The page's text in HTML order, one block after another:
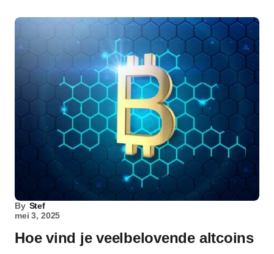
By Stef
mei 3, 2025
Hoe vind je veelbelovende altcoins